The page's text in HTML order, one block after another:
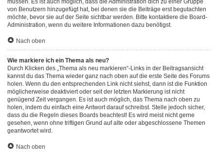
müssen. Es ist auch möglich, dass die Administration dich zu einer Gruppe
von Benutzern hinzugefügt hat, bei denen sie die Beiträge erst begutachten
möchte, bevor sie auf der Seite sichtbar werden. Bitte kontaktiere die Board-
Administration, wenn du weitere Informationen dazu benötigst.
Nach oben
Wie markiere ich ein Thema als neu?
Durch Klicken des „Thema als neu markieren“-Links in der Beitragsansicht
kannst du das Thema wieder ganz nach oben auf die erste Seite des Forums
holen. Wenn du den entsprechenden Link nicht siehst, dann ist die Funktion
möglicherweise deaktiviert oder seit der letzten Markierung ist nicht
genügend Zeit vergangen. Es ist auch möglich, das Thema nach oben zu
holen, indem du einfach eine Antwort darauf schreibst. Stelle jedoch sicher,
dass du die Regeln dieses Boards beachtest! Es wird meist nicht gerne
gesehen, wenn ohne triftigen Grund auf alte oder abgeschlossene Themen
geantwortet wird.
Nach oben